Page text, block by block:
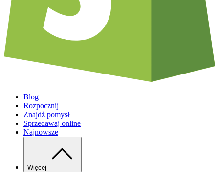
Blog
Rozpocznij
Znajdź pomysł
Sprzedawaj online
Najnowsze
Więcej